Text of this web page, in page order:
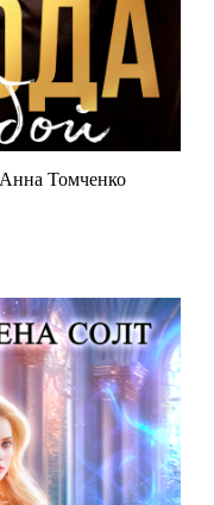
Анна Томченко